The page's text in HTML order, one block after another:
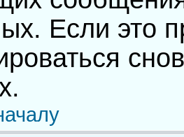
Если это